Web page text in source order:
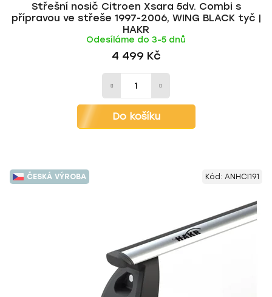
Střešní nosič Citroen Xsara 5dv. Combi s
přípravou ve střeše 1997-2006, WING BLACK tyč |
HAKR
Odesíláme do 3-5 dnů
4 499 Kč
Do košíku
ČESKÁ VÝROBA Kód: ANHCI191